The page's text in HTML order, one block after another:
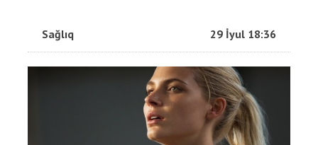
Sağlıq 29 İyul 18:36